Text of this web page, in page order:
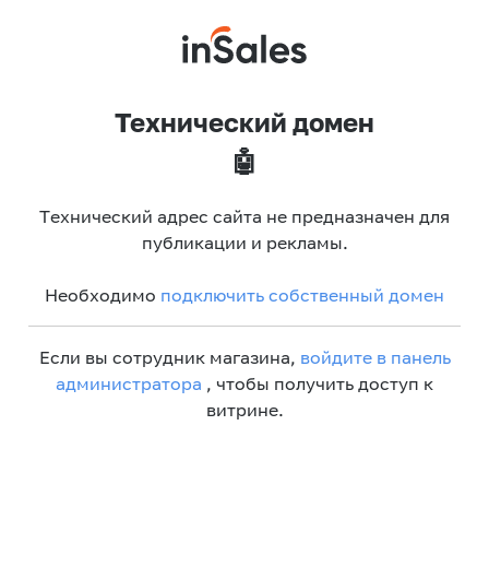
Технический домен
🤖
Технический адрес сайта не предназначен для
публикации и рекламы.
Необходимо подключить собственный домен
Если вы сотрудник магазина, войдите в панель
администратора , чтобы получить доступ к
витрине.